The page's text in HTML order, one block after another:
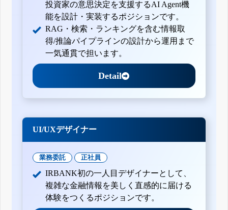
投資家の意思決定を支援するAI Agent機
能を設計・実装するポジションです。
RAG・検索・ランキングを含む情報取
得/推論パイプラインの設計から運用まで
一気通貫で担います。
Detail
UI/UXデザイナー
業務委託 正社員
IRBANK初の一人目デザイナーとして、
複雑な金融情報を美しく直感的に届ける
体験をつくるポジションです。